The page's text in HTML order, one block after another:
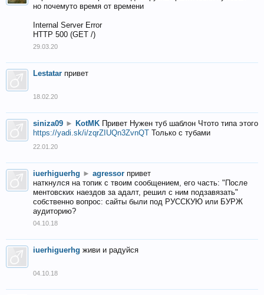
но почемуто время от времени
Internal Server Error
HTTP 500 (GET /)
29.03.20
Lestatar привет
18.02.20
siniza09 ► KotMK Привет Нужен туб шаблон Чтото типа этого
https://yadi.sk/i/zqrZIUQn3ZvnQT Только с тубами
22.01.20
iuerhiguerhg ► agressor привет
наткнулся на топик с твоим сообщением, его часть: "После
ментовских наездов за адалт, решил с ним подзавязать"
собственно вопрос: сайты были под РУССКУЮ или БУРЖ
аудиторию?
04.10.18
iuerhiguerhg живи и радуйся
04.10.18